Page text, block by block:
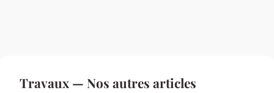
Travaux — Nos autres articles